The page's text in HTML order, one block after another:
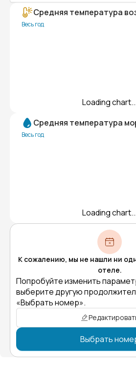
Средняя температура
Весь год
Loading chart...
Средняя температура
Весь год
Loading chart...
К сожалению, мы не нашли ни
отеле.
Попробуйте изменить
выберите другую
«Выбрать номер».
Выбрать